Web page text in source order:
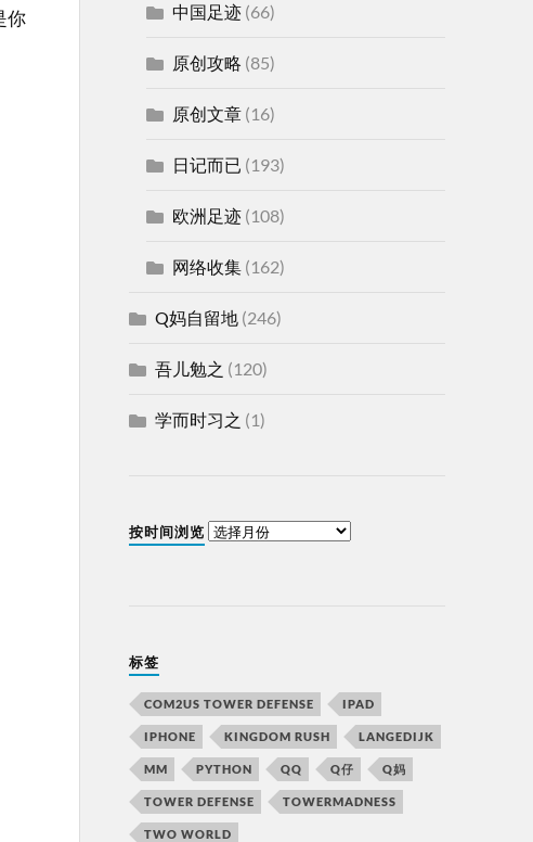
你
中国足迹(66)
原创攻略 (85)
原创文章(16)
日记而已 (193)
欧洲足迹(108)
网络收集(162)
Q妈自留地(246)
吾儿勉之 (120)
学而时习之 (1)
按时间浏览
标签
COM2US TOWER DEFENSE IPAD
IPHONE KINGDOM RUSH LANGEDIJK
MM PYTHON QQ Q仔 Q妈
TOWER DEFENSE TOWERMADNESS
TWO WORLD